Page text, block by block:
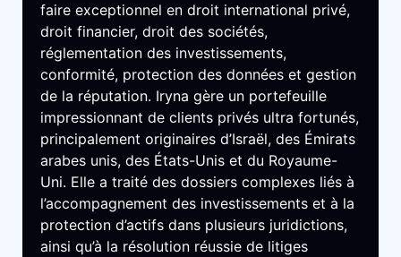
faire exceptionnel en droit international privé,
droit financier, droit des sociétés,
réglementation des investissements,
conformité, protection des données et gestion
de la réputation. Iryna gère un portefeuille
impressionnant de clients privés ultra fortunés,
principalement originaires d’Israël, des Émirats
arabes unis, des États-Unis et du Royaume-
Uni. Elle a traité des dossiers complexes liés à
l’accompagnement des investissements et à la
protection d’actifs dans plusieurs juridictions,
ainsi qu’à la résolution réussie de litiges